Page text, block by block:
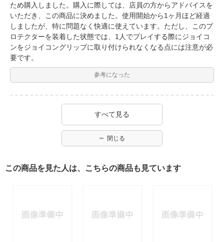
ため購入しました。購入に際しては、店員の方からアドバイスを
いただき、この商品に決めました。使用開始から1ヶ月ほど経過
しましたが、特に問題なく快適に使えています。ただし、このプ
ロテクターを装着した状態では、1人でプレイする際にジョイコ
ンをジョイコングリップに取り付けられなくなる点には注意が必
要です。
参考になった
すべて見る
閉じる
この商品を見た人は、こちらの商品も見ています